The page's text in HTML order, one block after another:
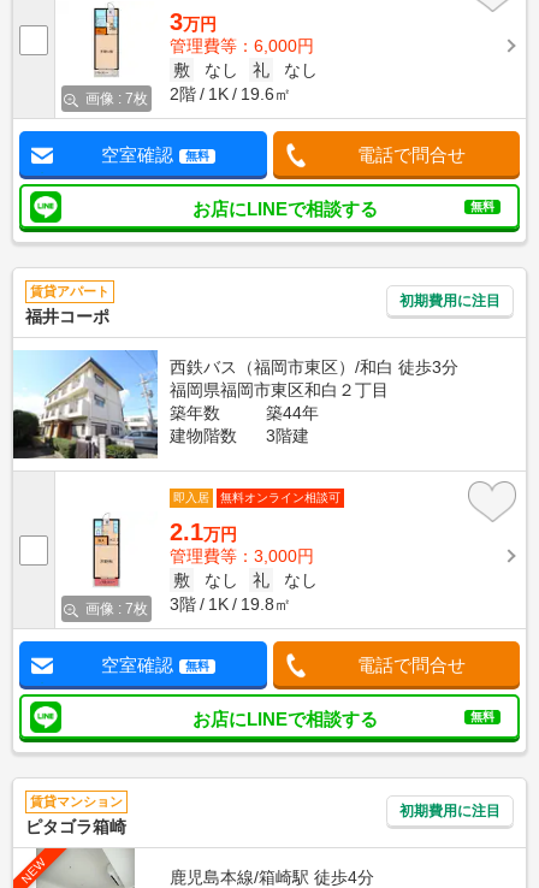
画像 : 7枚
3万円
管理費等：6,000円
敷
なし 礼
なし
2階
1K 19.6㎡
空室確認 無料 電話で問合せ
お店にLINEで相談する 無料
賃貸アパート
福井コーポ
初期費用に注目
西鉄バス（福岡市東区）/和白 徒歩3分
福岡県福岡市東区和白２丁目
築年数
築44年
建物階数
3階建
画像 : 7枚
即入居 無料オンライン相談可
2.1万円
管理費等：3,000円
敷
なし 礼
なし
3階
1K 19.8㎡
空室確認 無料 電話で問合せ
お店にLINEで相談する 無料
賃貸マンション
ピタゴラ箱崎
初期費用に注目
NEW
鹿児島本線/箱崎駅 徒歩4分